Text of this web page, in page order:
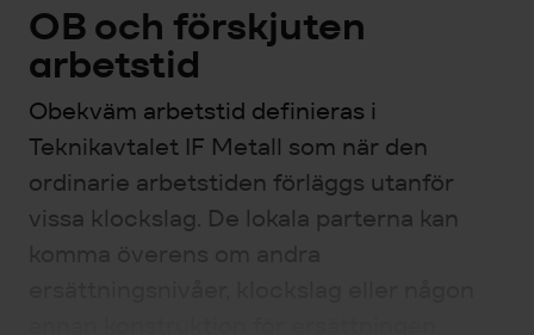
OB och förskjuten
arbetstid
Obekväm arbetstid definieras i
Teknikavtalet IF Metall som när den
ordinarie arbetstiden förläggs utanför
vissa klockslag. De lokala parterna kan